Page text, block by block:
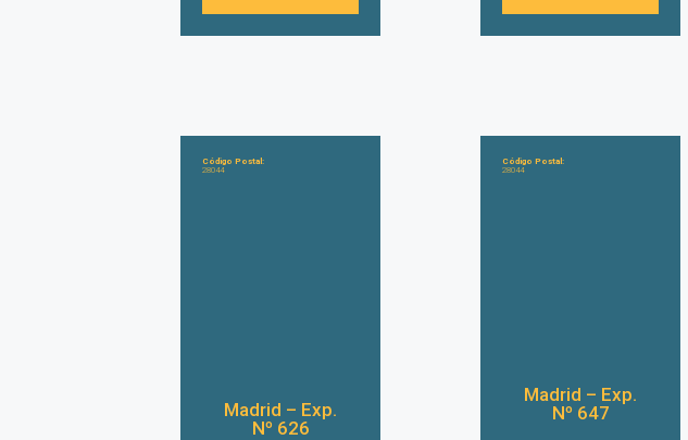
Código Postal:
28044
Madrid – Exp.
Nº 626
Código Postal:
28044
Madrid – Exp.
Nº 647